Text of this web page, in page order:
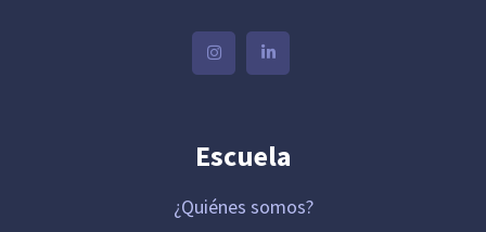
Escuela
¿Quiénes somos?